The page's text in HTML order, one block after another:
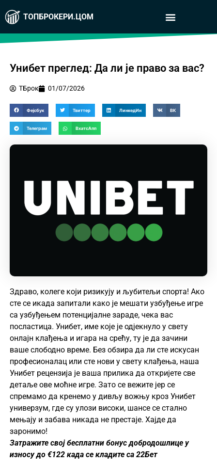
ТОПБРОКЕРИ.ЦОМ
Унибет преглед: Да ли је право за вас?
ТБрок 01/07/2026
Фејсбук Твиттер ЛинкедИн ВК
Телеграм ВхатсАпп
Здраво, колеге који ризикују и љубитељи спорта! Ако
сте се икада запитали како је мешати узбуђење игре
са узбуђењем потенцијалне зараде, чека вас
посластица. Унибет, име које је одјекнуло у свету
онлајн клађења и игара на срећу, ту је да зачини
ваше слободно време. Без обзира да ли сте искусан
професионалац или сте нови у свету клађења, наша
Унибет рецензија је ваша прилика да откријете све
детаље ове моћне игре. Зато се вежите јер се
спремамо да кренемо у дивљу вожњу кроз Унибет
универзум, где су улози високи, шансе се стално
мењају и забава никада не престаје. Хајде да
заронимо!
Затражите свој бесплатни бонус добродошлице у
износу до €122 када се кладите са 22Бет